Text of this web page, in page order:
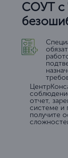
СОУТ с
отчет,
системе и
получите